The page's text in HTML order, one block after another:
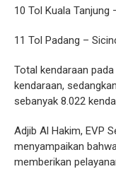
10 Tol Kuala Tanjung
11 Tol Padang –
Total kendaraan
kendaraan,
sebanyak 8.022
Adjib Al Hakim, EVP
menyampaikan
memberikan